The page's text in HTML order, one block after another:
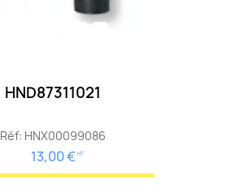
HND87311021
Réf: HNX00099086
13,00 € HT